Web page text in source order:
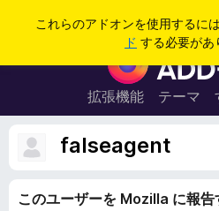
これらのアドオンを使用するには
ド する必要があ
F
i
r
e
ブ
拡張機能 テーマ
falseagent
このユーザーを Mozilla に報告